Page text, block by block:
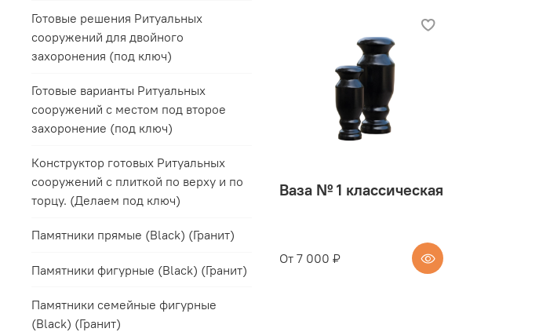
Ваза № 1 классическая
От 7 000 ₽
Готовые решения Ритуальных
сооружений для двойного
захоронения (под ключ)
Готовые варианты Ритуальных
сооружений с местом под второе
захоронение (под ключ)
Конструктор готовых Ритуальных
сооружений с плиткой по верху и по
торцу. (Делаем под ключ)
Памятники прямые (Black) (Гранит)
Памятники фигурные (Black) (Гранит)
Памятники семейные фигурные
(Black) (Гранит)